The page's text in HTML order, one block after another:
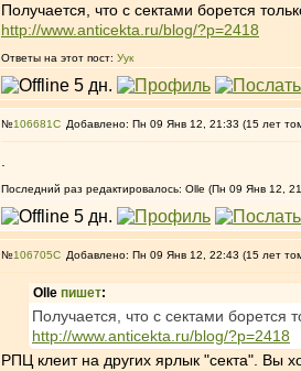
Получается, что с сектами борется
http://www.anticekta.ru/blog/?p=2418
Ответы на этот пост: Уук
№106681 Добавлено: Пн 09 Янв 12, 21:33 (15 лет
Последний раз редактировалось: Olle (Пн 09 Янв 12,
№106705 Добавлено: Пн 09 Янв 12, 22:43 (15 лет
Olle пишет:
Получается, что с сектами борется
http://www.anticekta.ru/blog/?p=2418
РПЦ клеит на других ярлык "секта". Вы